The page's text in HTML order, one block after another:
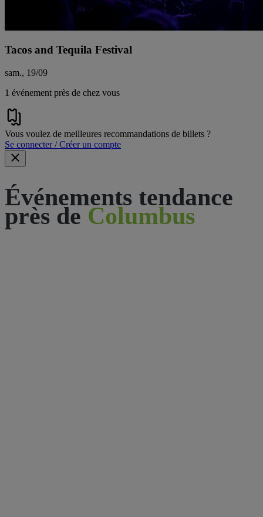
Tacos and Tequila Festival
sam., 19/09
1 événement près de chez vous
Vous voulez de meilleures recommandations de billets ?
Se connecter / Créer un compte
Événements tendance
près de Columbus